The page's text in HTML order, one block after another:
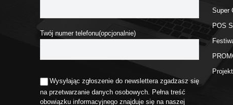
Twój numer telefonu(opcjonalnie)
Wysyłając zgłoszenie do newslettera zgadzasz się
na przetwarzanie danych osobowych. Pełna treść
obowiązku informacyjnego znajduje się na naszej
Super
POS